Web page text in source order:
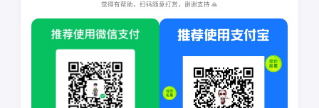
觉得有帮助，扫码随意打赏，谢谢支持 🙏